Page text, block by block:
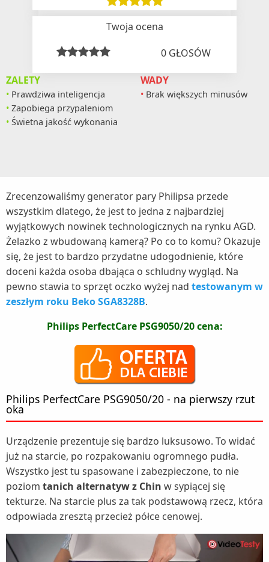
Twoja ocena
0GŁOSÓW
ZALETY
Prawdziwa inteligencja
Zapobiega przypaleniom
Świetna jakość wykonania
WADY
Brak większych minusów
Zrecenzowaliśmy generator pary Philipsa przede
wszystkim dlatego, że jest to jedna z najbardziej
wyjątkowych nowinek technologicznych na rynku AGD.
Żelazko z wbudowaną kamerą? Po co to komu? Okazuje
się, że jest to bardzo przydatne udogodnienie, które
doceni każda osoba dbająca o schludny wygląd. Na
pewno stawia to sprzęt oczko wyżej nad testowanym w
zeszłym roku Beko SGA8328B.
Philips PerfectCare PSG9050/20 cena:
Philips PerfectCare PSG9050/20 - na pierwszy rzut
oka
Urządzenie prezentuje się bardzo luksusowo. To widać
już na starcie, po rozpakowaniu ogromnego pudła.
Wszystko jest tu spasowane i zabezpieczone, to nie
poziom tanich alternatyw z Chin w sypiącej się
tekturze. Na starcie plus za tak podstawową rzecz, która
odpowiada zresztą przecież półce cenowej.